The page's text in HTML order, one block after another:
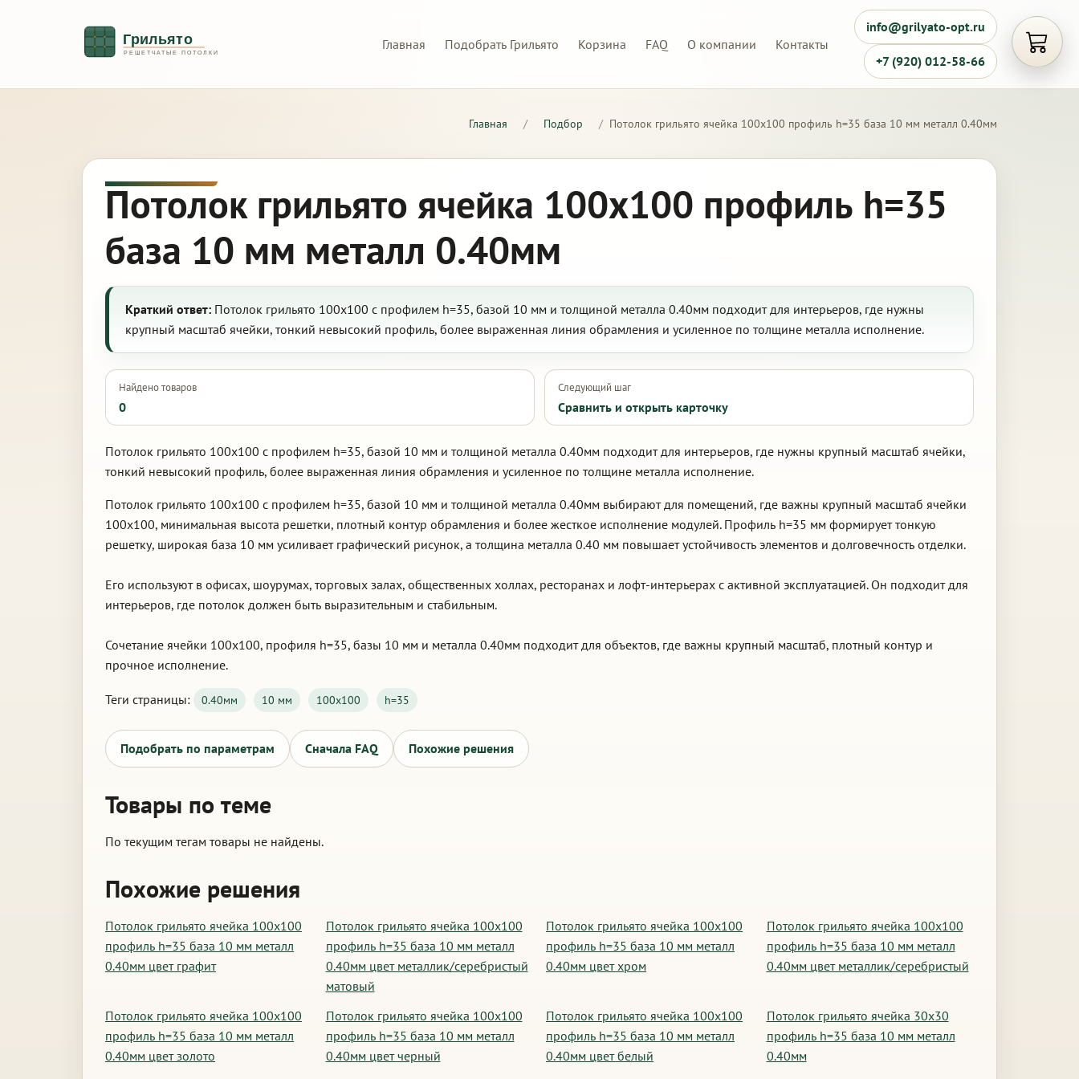
Главная Подобрать Грильято Корзина FAQ О компании Контакты
info@grilyato-opt.ru
+7 (920) 012-58-66
Главная / Подбор / Потолок грильято ячейка 100х100 профиль h=35 база 10 мм металл 0.40мм
Потолок грильято ячейка 100х100 профиль h=35
база 10 мм металл 0.40мм
Краткий ответ: Потолок грильято 100х100 с профилем h=35, базой 10 мм и толщиной металла 0.40мм подходит для интерьеров, где нужны
крупный масштаб ячейки, тонкий невысокий профиль, более выраженная линия обрамления и усиленное по толщине металла исполнение.
Найдено товаров
0
Следующий шаг
Сравнить и открыть карточку
Потолок грильято 100х100 с профилем h=35, базой 10 мм и толщиной металла 0.40мм подходит для интерьеров, где нужны крупный масштаб ячейки,
тонкий невысокий профиль, более выраженная линия обрамления и усиленное по толщине металла исполнение.
Потолок грильято 100х100 с профилем h=35, базой 10 мм и толщиной металла 0.40мм выбирают для помещений, где важны крупный масштаб ячейки
100х100, минимальная высота решетки, плотный контур обрамления и более жесткое исполнение модулей. Профиль h=35 мм формирует тонкую
решетку, широкая база 10 мм усиливает графический рисунок, а толщина металла 0.40 мм повышает устойчивость элементов и долговечность отделки.
Его используют в офисах, шоурумах, торговых залах, общественных холлах, ресторанах и лофт-интерьерах с активной эксплуатацией. Он подходит для
интерьеров, где потолок должен быть выразительным и стабильным.
Сочетание ячейки 100х100, профиля h=35, базы 10 мм и металла 0.40мм подходит для объектов, где важны крупный масштаб, плотный контур и
прочное исполнение.
Теги страницы: 0.40мм 10 мм 100х100 h=35
Подобрать по параметрам Сначала FAQ Похожие решения
Товары по теме
По текущим тегам товары не найдены.
Похожие решения
Потолок грильято ячейка 100х100
профиль h=35 база 10 мм металл
0.40мм цвет графит
Потолок грильято ячейка 100х100
профиль h=35 база 10 мм металл
0.40мм цвет металлик/серебристый
матовый
Потолок грильято ячейка 100х100
профиль h=35 база 10 мм металл
0.40мм цвет хром
Потолок грильято ячейка 100х100
профиль h=35 база 10 мм металл
0.40мм цвет металлик/серебристый
Потолок грильято ячейка 100х100
профиль h=35 база 10 мм металл
0.40мм цвет золото
Потолок грильято ячейка 100х100
профиль h=35 база 10 мм металл
0.40мм цвет черный
Потолок грильято ячейка 100х100
профиль h=35 база 10 мм металл
0.40мм цвет белый
Потолок грильято ячейка 30х30
профиль h=35 база 10 мм металл
0.40мм
Открыть